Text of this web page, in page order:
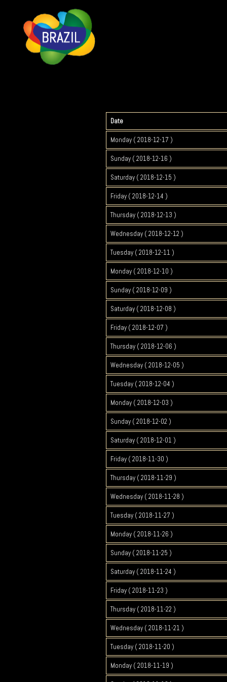
Date
Monday ( 2018-12-17 )
Sunday ( 2018-12-16 )
Saturday ( 2018-12-15 )
Friday ( 2018-12-14 )
Thursday ( 2018-12-13 )
Wednesday ( 2018-12-12 )
Tuesday ( 2018-12-11 )
Monday ( 2018-12-10 )
Sunday ( 2018-12-09 )
Saturday ( 2018-12-08 )
Friday ( 2018-12-07 )
Thursday ( 2018-12-06 )
Wednesday ( 2018-12-05 )
Tuesday ( 2018-12-04 )
Monday ( 2018-12-03 )
Sunday ( 2018-12-02 )
Saturday ( 2018-12-01 )
Friday ( 2018-11-30 )
Thursday ( 2018-11-29 )
Wednesday ( 2018-11-28 )
Tuesday ( 2018-11-27 )
Monday ( 2018-11-26 )
Sunday ( 2018-11-25 )
Saturday ( 2018-11-24 )
Friday ( 2018-11-23 )
Thursday ( 2018-11-22 )
Wednesday ( 2018-11-21 )
Tuesday ( 2018-11-20 )
Monday ( 2018-11-19 )